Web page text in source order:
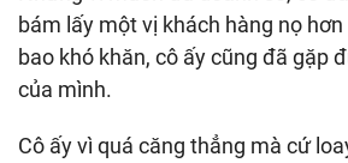
bám lấy một vị khách hàng nọ
bao khó khăn, cô ấy cũng đã gặp
của mình.
Cô ấy vì quá căng thẳng mà cứ